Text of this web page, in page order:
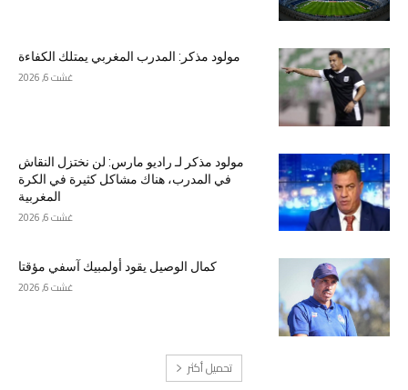
مولود مذكر: المدرب المغربي يمتلك الكفاءة
غشت 6, 2026
مولود مذكر لـ راديو مارس: لن نختزل النقاش
في المدرب، هناك مشاكل كثيرة في الكرة
المغربية
غشت 6, 2026
كمال الوصيل يقود أولمبيك آسفي مؤقتا
غشت 6, 2026
تحميل أكثر